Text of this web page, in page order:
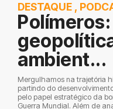
DESTAQUE ,
ambient...
Mergulhamos na trajetória
partindo do
pelo papel estratégico da
Guerra Mundial. Além de